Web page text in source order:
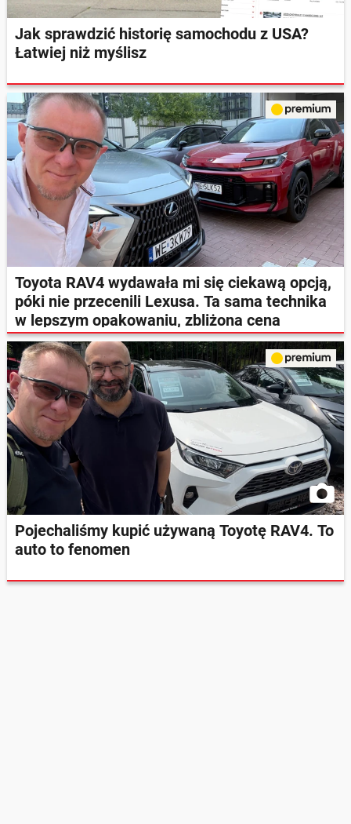
Jak sprawdzić historię samochodu z USA?
Łatwiej niż myślisz
Toyota RAV4 wydawała mi się ciekawą opcją,
póki nie przecenili Lexusa. Ta sama technika
w lepszym opakowaniu, zbliżona cena
Pojechaliśmy kupić używaną Toyotę RAV4. To
auto to fenomen